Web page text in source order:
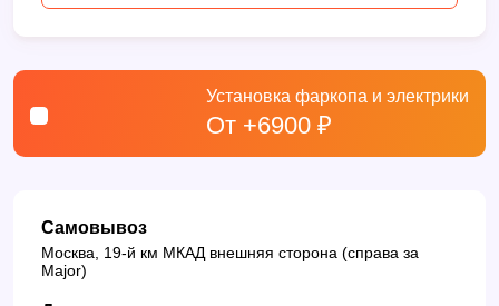
Установка фаркопа и электрики
От +6900 ₽
Самовывоз
Москва, 19-й км МКАД внешняя сторона (справа за
Major)